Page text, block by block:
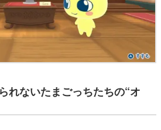
れないたまごっちたちの“オ